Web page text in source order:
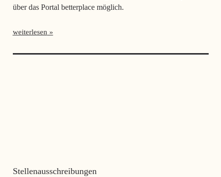
über das Portal betterplace möglich.
weiterlesen
Stellenausschreibungen